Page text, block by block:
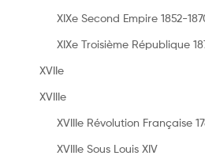
XIXe Second Empire 1852-
XIXe Troisième République
XVIIe
XVIIIe
XVIIIe Révolution Française
XVIIIe Sous Louis XIV